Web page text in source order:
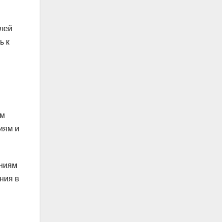
к
и
в